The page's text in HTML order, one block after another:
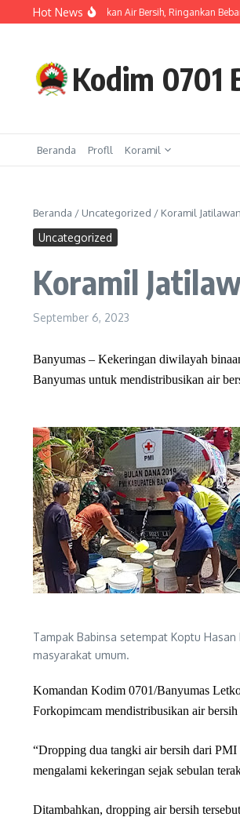
Lewati ke konten
Hot News
Banyumas Salurkan Air Bersih, Ringankan Beban
Kodim 0701
Beranda Profll Koramil
Beranda / Uncategorized / Koramil
Uncategorized
Koramil
September 6, 2023
Banyumas – Kekeringan diwilayah
Banyumas untuk mendistribusikan air
Tampak Babinsa setempat Koptu
masyarakat umum.
Komandan Kodim 0701/Banyumas
Forkopimcam mendistribusikan air
“Dropping dua tangki air bersih dari PMI
mengalami kekeringan sejak sebulan
Ditambahkan, dropping air bersih